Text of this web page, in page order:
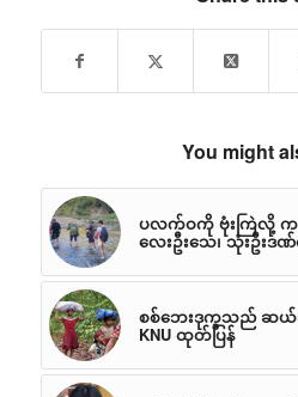
You might
ပလက်ဝကို ဗုံးကြဲလို့ က
လေးဦးသေ၊ သုံးဦးဒဏ်
စစ်ဘေးဒုက္ခသည် ဆယ်သိ
KNU ထုတ်ပြန်